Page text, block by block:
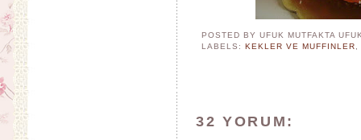
POSTED BY UFUK MUTFAKTA
LABELS:KEKLER VE MUFFINLER
32 YORUM: